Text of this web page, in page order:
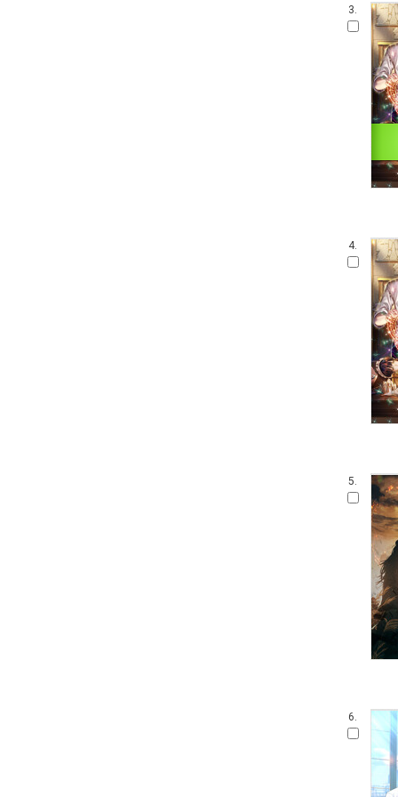
3.
4.
5.
6.